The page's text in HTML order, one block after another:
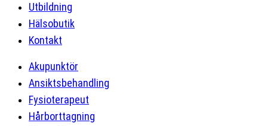
Utbildning
Hälsobutik
Kontakt
Akupunktör
Ansiktsbehandling
Fysioterapeut
Hårborttagning